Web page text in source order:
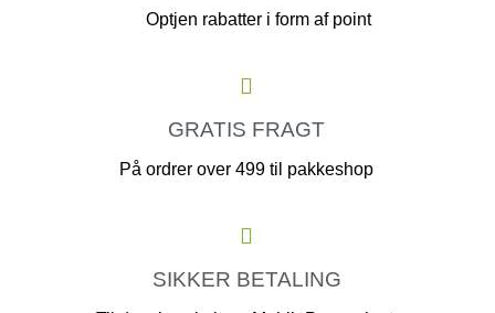
Optjen rabatter i form af point
GRATIS FRAGT
På ordrer over 499 til pakkeshop
SIKKER BETALING